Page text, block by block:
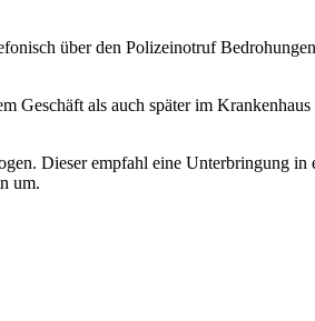
über den Polizeinotruf
als auch später im
Dieser empfahl eine Unterbringung
um.